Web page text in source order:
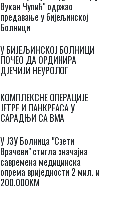
Вукан Чупић" одржао
предавање у бијељинској
Болници
У БИЈЕЉИНСКОЈ БОЛНИЦИ
ПОЧЕО ДА ОРДИНИРА
ДЈЕЧИЈИ НЕУРОЛОГ
КОМПЛЕКСНЕ ОПЕРАЦИЈЕ
ЈЕТРЕ И ПАНКРЕАСА У
САРАДЊИ СА ВМА
У ЈЗУ Болница "Свети
Врачеви" стигла значајна
савремена медицинска
опрема вриједности 2 мил. и
200.000КМ